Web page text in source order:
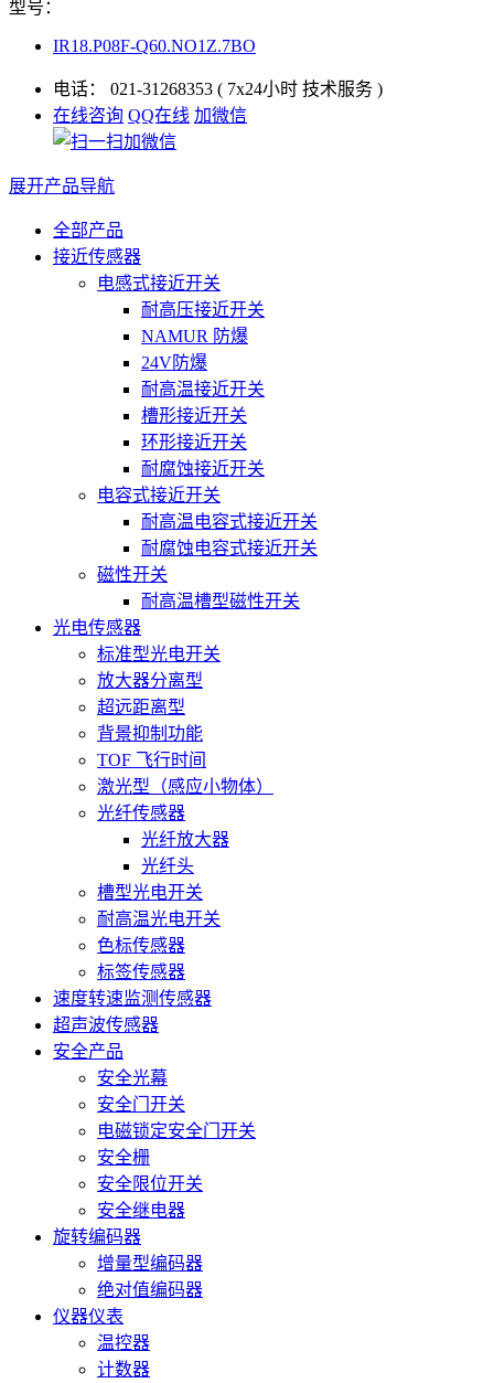
型号：
IR18.P08F-Q60.NO1Z.7BO
电话： 021-31268353 ( 7x24小时 技术服务 )
在线咨询 QQ在线 加微信
展开产品导航
全部产品
接近传感器
电感式接近开关
耐高压接近开关
NAMUR 防爆
24V防爆
耐高温接近开关
槽形接近开关
环形接近开关
耐腐蚀接近开关
电容式接近开关
耐高温电容式接近开关
耐腐蚀电容式接近开关
磁性开关
耐高温槽型磁性开关
光电传感器
标准型光电开关
放大器分离型
超远距离型
背景抑制功能
TOF 飞行时间
激光型（感应小物体）
光纤传感器
光纤放大器
光纤头
槽型光电开关
耐高温光电开关
色标传感器
标签传感器
速度转速监测传感器
超声波传感器
安全产品
安全光幕
安全门开关
电磁锁定安全门开关
安全栅
安全限位开关
安全继电器
旋转编码器
增量型编码器
绝对值编码器
仪器仪表
温控器
计数器